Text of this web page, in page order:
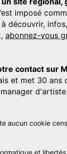
imposé
découvrir,
abonnez-vous
contact sur
et met 30
aucun cookie
et